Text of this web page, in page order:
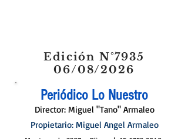
06/08/2026
Periódico Lo Nuestro
Director: Miguel "Tano" Armaleo